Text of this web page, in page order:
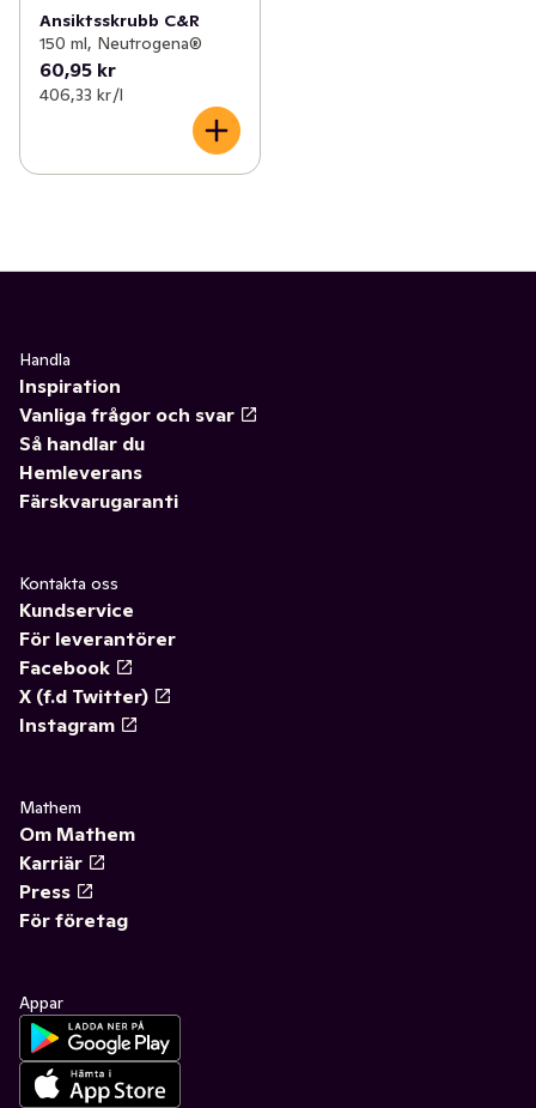
Ansiktsskrubb C&R
150 ml, Neutrogena®
60,95 kr
406,33 kr /l
Handla
Inspiration
Vanliga frågor och svar
Så handlar du
Hemleverans
Färskvarugaranti
Kontakta oss
Kundservice
För leverantörer
Facebook
X (f.d Twitter)
Instagram
Mathem
Om Mathem
Karriär
Press
För företag
Appar